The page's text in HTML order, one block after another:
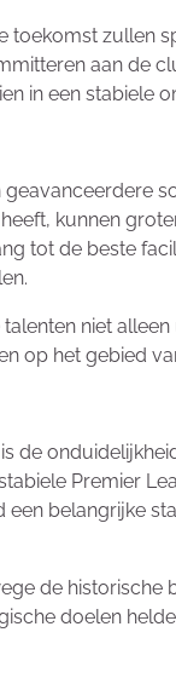
zullen
aan de
in een stabiele
kunnen
tot de beste
niet
op het gebied
de
Premier
belangrijke
de
doelen